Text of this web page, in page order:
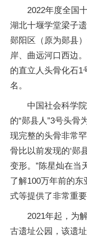
2022年度全国
湖北十堰学堂梁子
郧阳区（原为郧县
岸、曲远河口西边
的直立人头骨化石1
名。
中国社会科学
的“郧县人”3号头骨
现完整的头骨非常
骨比以前发现的‘郧
变形。”陈星灿在当
了解100万年前的
式等提供了非常重要
2021年起，为
古遗址公园，该遗